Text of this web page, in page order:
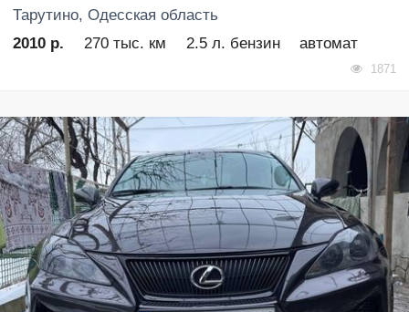
Тарутино, Одесская область
2010 р.
270 тыс. км 2.5 л. бензин автомат
1871